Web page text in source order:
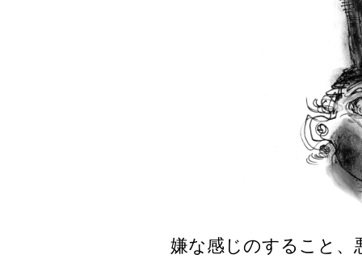
嫌な感じのすること、